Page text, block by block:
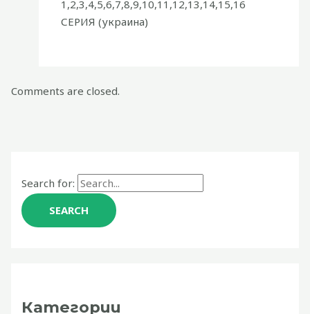
1,2,3,4,5,6,7,8,9,10,11,12,13,14,15,16
СЕРИЯ (украина)
Comments are closed.
Search for:
Категории